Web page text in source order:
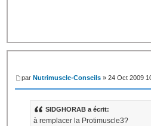
parNutrimuscle-Conseils » 24 Oct 2009
SIDGHORAB a écrit:
à remplacer la Protimuscle3?